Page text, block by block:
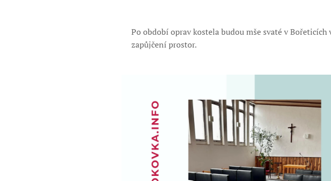
Po období oprav kostela budou mše svaté v
zapůjčení prostor.